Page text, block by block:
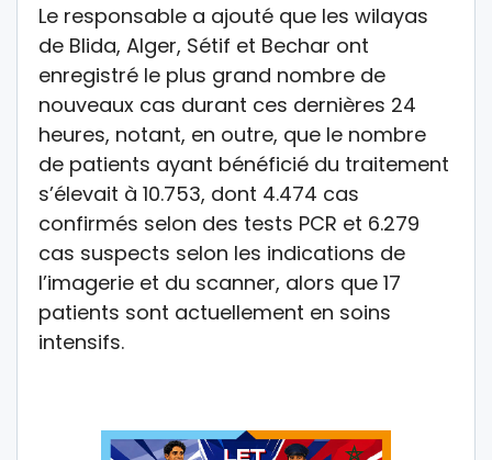
Le responsable a ajouté que les wilayas
de Blida, Alger, Sétif et Bechar ont
enregistré le plus grand nombre de
nouveaux cas durant ces dernières 24
heures, notant, en outre, que le nombre
de patients ayant bénéficié du traitement
s’élevait à 10.753, dont 4.474 cas
confirmés selon des tests PCR et 6.279
cas suspects selon les indications de
l’imagerie et du scanner, alors que 17
patients sont actuellement en soins
intensifs.